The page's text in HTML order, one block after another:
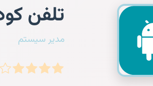
تلفن
مدیر سیستم